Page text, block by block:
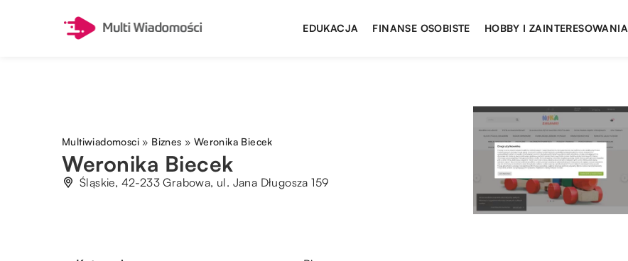
EDUKACJA FINANSE OSOBISTE HOBBY I ZAINTERESOWANIA
Multiwiadomosci » Biznes » Weronika Biecek
Weronika Biecek
Śląskie, 42-233 Grabowa, ul. Jana Długosza 159